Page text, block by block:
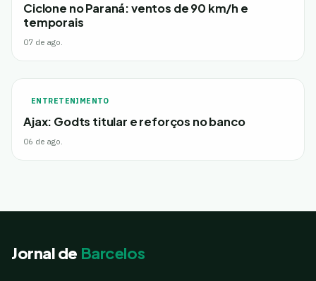
Ciclone no Paraná: ventos de 90 km/h e
temporais
07 de ago.
ENTRETENIMENTO
Ajax: Godts titular e reforços no banco
06 de ago.
Jornal de Barcelos